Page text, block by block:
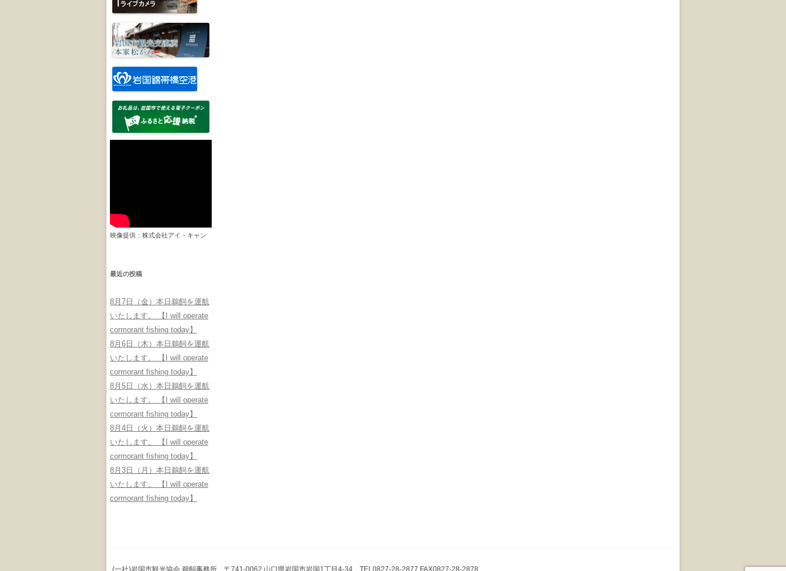
映像提供：株式会社アイ・キャン
最近の投稿
8月7日（金）本日鵜飼を運航
いたします。 【I will operate
cormorant fishing today】
8月6日（木）本日鵜飼を運航
いたします。 【I will operate
cormorant fishing today】
8月5日（水）本日鵜飼を運航
いたします。 【I will operate
cormorant fishing today】
8月4日（火）本日鵜飼を運航
いたします。 【I will operate
cormorant fishing today】
8月3日（月）本日鵜飼を運航
いたします。 【I will operate
cormorant fishing today】
(一社)岩国市観光協会 鵜飼事務所 〒741-0062 山口県岩国市岩国1丁目4-34 TEL0827-28-2877 FAX0827-28-2878